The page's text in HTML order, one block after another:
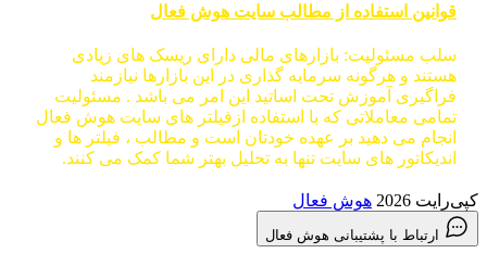
قوانین استفاده از مطالب سایت هوش فعال
سلب مسئولیت: بازارهای مالی دارای ریسک های زیادی
هستند و هرگونه سرمایه گذاری در این بازارها نیازمند
فراگیری آموزش تحت اساتید این امر می باشد . مسئولیت
تمامی معاملاتی که با استفاده ازفیلتر های سایت هوش فعال
انجام می دهید بر عهده خودتان است و مطالب ، فیلتر ها و
اندیکاتور های سایت تنها به تحلیل بهتر شما کمک می کنند.
کپی‌رایت 2026 هوش فعال
ارتباط با پشتیبانی هوش فعال